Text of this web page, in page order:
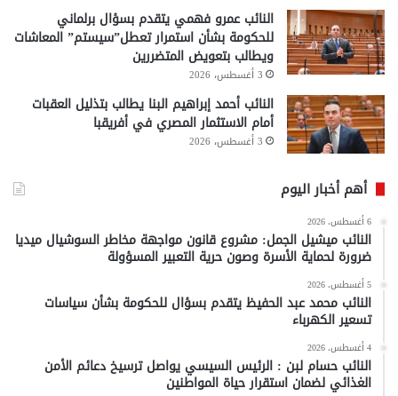
النائب عمرو فهمي يتقدم بسؤال برلماني
للحكومة بشأن استمرار تعطل”سيستم” المعاشات
ويطالب بتعويض المتضررين
3 أغسطس، 2026
النائب أحمد إبراهيم البنا يطالب بتذليل العقبات
أمام الاستثمار المصري في أفريقبا
3 أغسطس، 2026
أهم أخبار اليوم
6 أغسطس، 2026
النائب ميشيل الجمل: مشروع قانون مواجهة مخاطر السوشيال ميديا
ضرورة لحماية الأسرة وصون حرية التعبير المسؤولة
5 أغسطس، 2026
النائب محمد عبد الحفيظ يتقدم بسؤال للحكومة بشأن سياسات
تسعير الكهرباء
4 أغسطس، 2026
النائب حسام لبن : الرئيس السيسي يواصل ترسيخ دعائم الأمن
الغذائي لضمان استقرار حياة المواطنين